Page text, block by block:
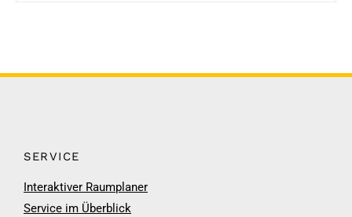
SERVICE
Interaktiver Raumplaner
Service im Überblick